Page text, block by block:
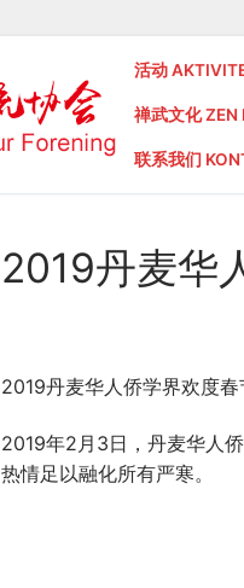
活动
禅武文化 ZEN
联系我们
2019丹麦华
2019丹麦华人侨学界欢度春
2019年2月3日，丹麦华人
热情足以融化所有严寒。